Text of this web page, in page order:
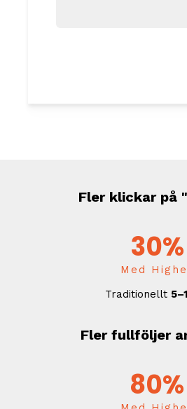
Fler klickar på
30%
Med
Traditionellt
Fler fullföljer
80%